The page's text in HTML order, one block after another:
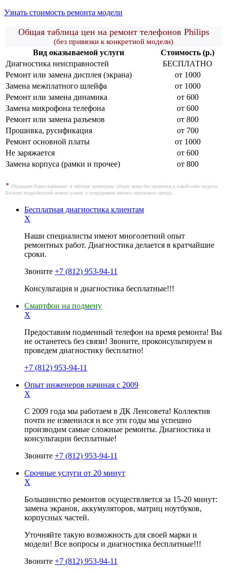
Узнать стоимость ремонта модели
Общая таблица цен на ремонт телефонов Philips
(без привязки к конкретной модели)
Вид оказываемой услуги
Стоимость (р.)
Диагностика неисправностей
БЕСПЛАТНО
Ремонт или замена дисплея (экрана)
от 1000
Замена межплатного шлейфа
от 1000
Ремонт или замена динамика
от 600
Замена микрофона телефона
от 600
Ремонт или замена разъемов
от 800
Прошивка, русификация
от 700
Ремонт основной платы
от 1000
Не заряжается
от 600
Замена корпуса (рамки и прочее)
от 800
* Обращаем Ваше внимание: в таблице приведены общие цены без привязки к какой-либо модели.
Больше подробностей можно узнать у сотрудников нашего сервисного центра.
Бесплатная диагностика клиентам
X
Наши специалисты имеют многолетний опыт
ремонтных работ. Диагностика делается в кратчайшие
сроки.
Звоните +7 (812) 953-94-11
Консультация и диагностика бесплатные!!!
Смартфон на подмену
X
Предоставим подменный телефон на время ремонта! Вы
не останетесь без связи! Звоните, проконсультируем и
проведем диагностику бесплатно!
+7 (812) 953-94-11
Опыт инженеров начиная с 2009
X
С 2009 года мы работаем в ДК Ленсовета! Коллектив
почти не изменился и все эти годы мы успешно
производим самые сложные ремонты. Диагностика и
консультации бесплатные!
Звоните +7 (812) 953-94-11
Срочные услуги от 20 минут
X
Большинство ремонтов осуществляется за 15-20 минут:
замена экранов, аккумуляторов, матриц ноутбуков,
корпусных частей.
Уточняйте такую возможность для своей марки и
модели! Все вопросы и диагностика бесплатные!!!
Звоните +7 (812) 953-94-11